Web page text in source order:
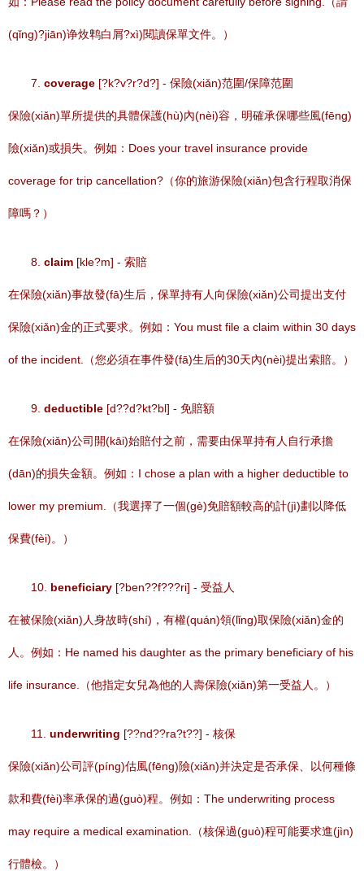
(qǐng)?jiān)诤炇鹎白屑?xì)閱讀保單文件。）
7. coverage [?k?v?r?d?] - 保險(xiǎn)范圍/保障范圍
保險(xiǎn)單所提供的具體保護(hù)內(nèi)容，明確承保哪些風(fēng)
險(xiǎn)或損失。例如：Does your travel insurance provide
coverage for trip cancellation?（你的旅游保險(xiǎn)包含行程取消保
障嗎？）
8. claim [kle?m] - 索賠
在保險(xiǎn)事故發(fā)生后，保單持有人向保險(xiǎn)公司提出支付
保險(xiǎn)金的正式要求。例如：You must file a claim within 30 days
of the incident.（您必須在事件發(fā)生后的30天內(nèi)提出索賠。）
9. deductible [d??d?kt?bl] - 免賠額
在保險(xiǎn)公司開(kāi)始賠付之前，需要由保單持有人自行承擔
(dān)的損失金額。例如：I chose a plan with a higher deductible to
lower my premium.（我選擇了一個(gè)免賠額較高的計(jì)劃以降低
保費(fèi)。）
10. beneficiary [?ben??f???ri] - 受益人
在被保險(xiǎn)人身故時(shí)，有權(quán)領(lǐng)取保險(xiǎn)金的
人。例如：He named his daughter as the primary beneficiary of his
life insurance.（他指定女兒為他的人壽保險(xiǎn)第一受益人。）
11. underwriting [??nd??ra?t??] - 核保
保險(xiǎn)公司評(píng)估風(fēng)險(xiǎn)并決定是否承保、以何種條
款和費(fèi)率承保的過(guò)程。例如：The underwriting process
may require a medical examination.（核保過(guò)程可能要求進(jìn)
行體檢。）